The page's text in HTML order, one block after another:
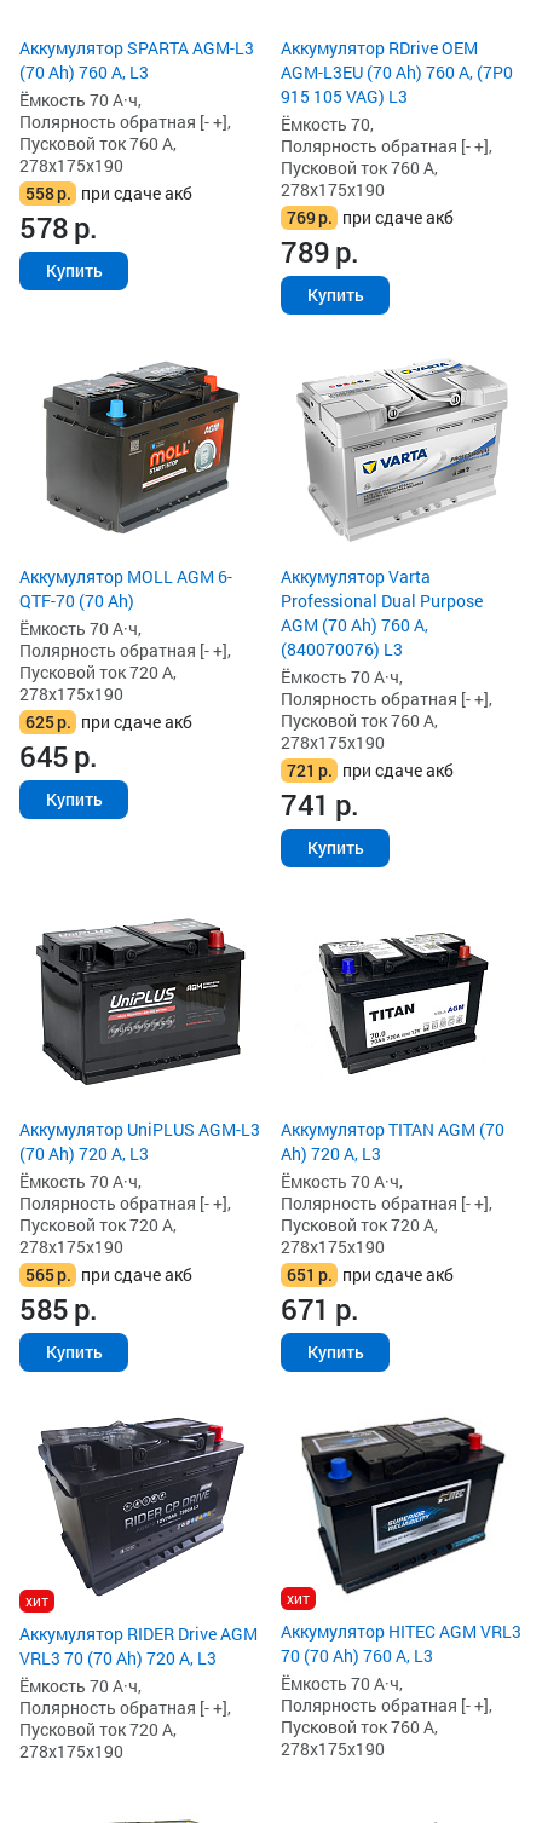
Аккумулятор SPARTA AGM-L3
(70 Ah) 760 А, L3
Ёмкость 70 А·ч,
Полярность обратная [- +],
Пусковой ток 760 А,
278x175x190
558р. при сдаче акб
578р.
Купить
Аккумулятор RDrive OEM
AGM-L3EU (70 Ah) 760 А, (7P0
915 105 VAG) L3
Ёмкость 70,
Полярность обратная [- +],
Пусковой ток 760 А,
278x175x190
769р. при сдаче акб
789р.
Купить
Аккумулятор MOLL AGM 6-
QTF-70 (70 Ah)
Ёмкость 70 А·ч,
Полярность обратная [- +],
Пусковой ток 720 А,
278x175x190
625р. при сдаче акб
645р.
Купить
Аккумулятор Varta
Professional Dual Purpose
AGM (70 Ah) 760 А,
(840070076) L3
Ёмкость 70 А·ч,
Полярность обратная [- +],
Пусковой ток 760 А,
278x175x190
721 р. при сдаче акб
741 р.
Купить
Аккумулятор UniPLUS AGM-L3
(70 Ah) 720 А, L3
Ёмкость 70 А·ч,
Полярность обратная [- +],
Пусковой ток 720 А,
278x175x190
565р. при сдаче акб
585р.
Купить
Аккумулятор TITAN AGM (70
Ah) 720 А, L3
Ёмкость 70 А·ч,
Полярность обратная [- +],
Пусковой ток 720 А,
278x175x190
651 р. при сдаче акб
671 р.
Купить
хит
Аккумулятор RIDER Drive AGM
VRL3 70 (70 Ah) 720 А, L3
Ёмкость 70 А·ч,
Полярность обратная [- +],
Пусковой ток 720 А,
278x175x190
хит
Аккумулятор HITEC AGM VRL3
70 (70 Ah) 760 А, L3
Ёмкость 70 А·ч,
Полярность обратная [- +],
Пусковой ток 760 А,
278x175x190